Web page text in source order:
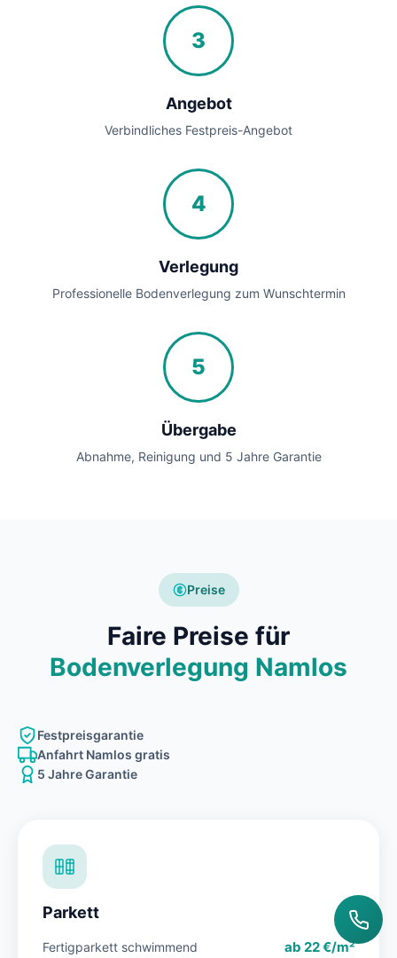
3
Angebot
Verbindliches Festpreis-Angebot
4
Verlegung
Professionelle Bodenverlegung zum Wunschtermin
5
Übergabe
Abnahme, Reinigung und 5 Jahre Garantie
Preise
Faire Preise für
Bodenverlegung Namlos
Festpreisgarantie
Anfahrt Namlos gratis
5 Jahre Garantie
Parkett
Fertigparkett schwimmend ab 22 €/m²